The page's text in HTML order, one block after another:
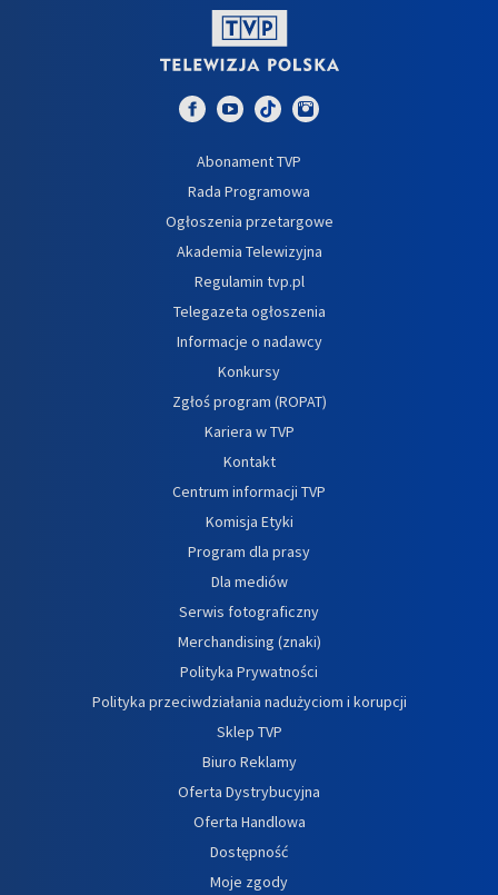
Abonament TVP
Rada Programowa
Ogłoszenia przetargowe
Akademia Telewizyjna
Regulamin tvp.pl
Telegazeta ogłoszenia
Informacje o nadawcy
Konkursy
Zgłoś program (ROPAT)
Kariera w TVP
Kontakt
Centrum informacji TVP
Komisja Etyki
Program dla prasy
Dla mediów
Serwis fotograficzny
Merchandising (znaki)
Polityka Prywatności
Polityka przeciwdziałania nadużyciom i korupcji
Sklep TVP
Biuro Reklamy
Oferta Dystrybucyjna
Oferta Handlowa
Dostępność
Moje zgody